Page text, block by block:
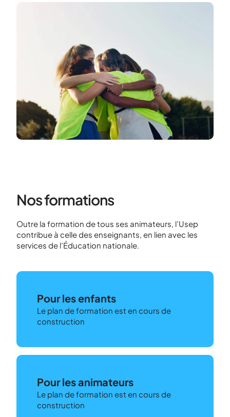
Nos formations
Outre la formation de tous ses animateurs, l’Usep
contribue à celle des enseignants, en lien avec les
services de l’Éducation nationale.
Pour les enfants
Le plan de formation est en cours de
construction
Pour les animateurs
Le plan de formation est en cours de
construction